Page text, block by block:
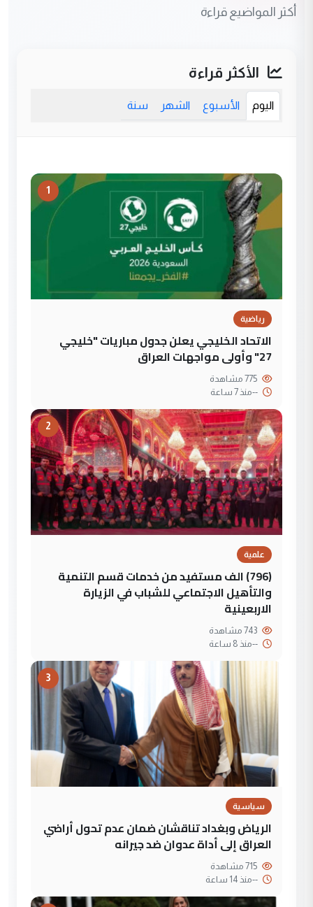
أكثر المواضيع قراءة
الأكثر قراءة
اليوم الأسبوع الشهر سنة
1
رياضية
الاتحاد الخليجي يعلن جدول مباريات "خليجي
27" وأولى مواجهات العراق
--منذ 7 ساعة
2
علمية
(796) الف مستفيد من خدمات قسم التنمية
والتأهيل الاجتماعي للشباب في الزيارة
الاربعينية
--منذ 8 ساعة
3
سياسية
الرياض وبغداد تناقشان ضمان عدم تحول أراضي
العراق إلى أداة عدوان ضد جيرانه
--منذ 14 ساعة